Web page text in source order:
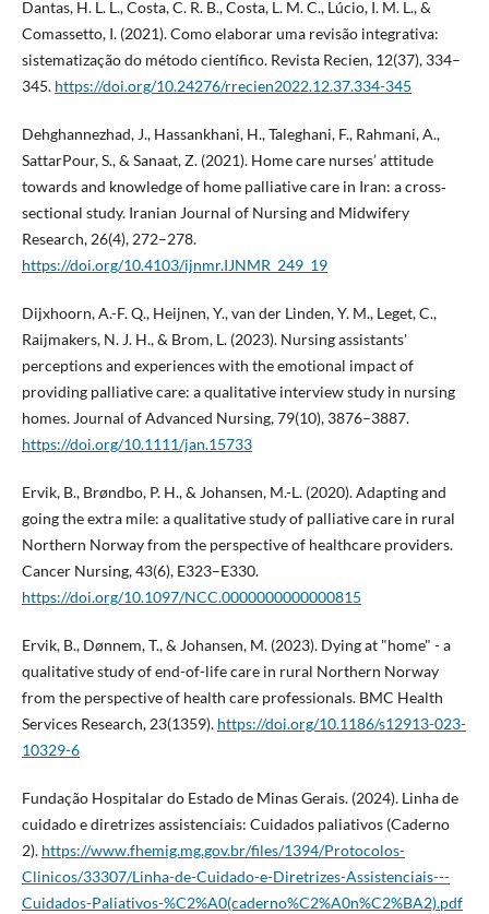
Dantas, H. L. L., Costa, C. R. B., Costa, L. M. C., Lúcio, I. M. L., &
Comassetto, I. (2021). Como elaborar uma revisão integrativa:
sistematização do método científico. Revista Recien, 12(37), 334–
345. https://doi.org/10.24276/rrecien2022.12.37.334-345
Dehghannezhad, J., Hassankhani, H., Taleghani, F., Rahmani, A.,
SattarPour, S., & Sanaat, Z. (2021). Home care nurses’ attitude
towards and knowledge of home palliative care in Iran: a cross‐
sectional study. Iranian Journal of Nursing and Midwifery
Research, 26(4), 272–278.
https://doi.org/10.4103/ijnmr.IJNMR_249_19
Dijxhoorn, A.-F. Q., Heijnen, Y., van der Linden, Y. M., Leget, C.,
Raijmakers, N. J. H., & Brom, L. (2023). Nursing assistants'
perceptions and experiences with the emotional impact of
providing palliative care: a qualitative interview study in nursing
homes. Journal of Advanced Nursing, 79(10), 3876–3887.
https://doi.org/10.1111/jan.15733
Ervik, B., Brøndbo, P. H., & Johansen, M.-L. (2020). Adapting and
going the extra mile: a qualitative study of palliative care in rural
Northern Norway from the perspective of healthcare providers.
Cancer Nursing, 43(6), E323–E330.
https://doi.org/10.1097/NCC.0000000000000815
Ervik, B., Dønnem, T., & Johansen, M. (2023). Dying at "home" - a
qualitative study of end-of-life care in rural Northern Norway
from the perspective of health care professionals. BMC Health
Services Research, 23(1359). https://doi.org/10.1186/s12913-023-
10329-6
Fundação Hospitalar do Estado de Minas Gerais. (2024). Linha de
cuidado e diretrizes assistenciais: Cuidados paliativos (Caderno
2). https://www.fhemig.mg.gov.br/files/1394/Protocolos-
Clinicos/33307/Linha-de-Cuidado-e-Diretrizes-Assistenciais---
Cuidados-Paliativos-%C2%A0(caderno%C2%A0n%C2%BA2).pdf